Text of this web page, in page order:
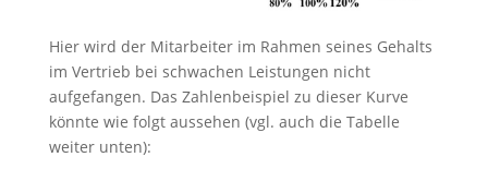
Hier wird der Mitarbeiter im Rahmen seines Gehalts
im Vertrieb bei schwachen Leistungen nicht
aufgefangen. Das Zahlenbeispiel zu dieser Kurve
könnte wie folgt aussehen (vgl. auch die Tabelle
weiter unten):